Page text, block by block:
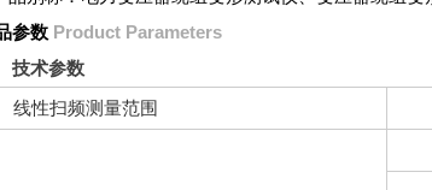
参数 Product Parameters
技术参数
线性扫频测量范围